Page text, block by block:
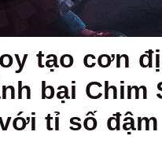
tạo cơn
bại Chim
tỉ số đậm